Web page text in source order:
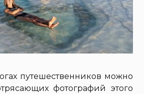
путешественников можно
фотографий этого